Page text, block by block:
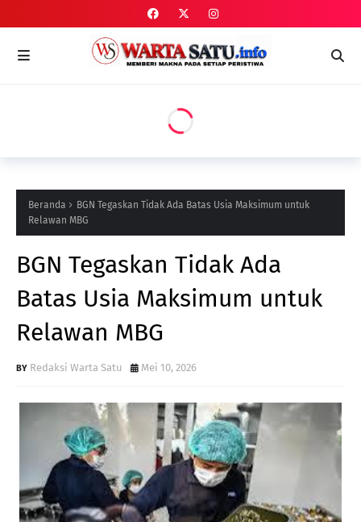
Beranda
BGN Tegaskan Tidak Ada Batas Usia Maksimum untuk
Relawan MBG
BGN Tegaskan Tidak Ada
Batas Usia Maksimum untuk
Relawan MBG
Redaksi Warta Satu Mei 10, 2026